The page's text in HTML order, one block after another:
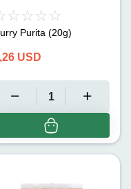
Purita (20g)
USD